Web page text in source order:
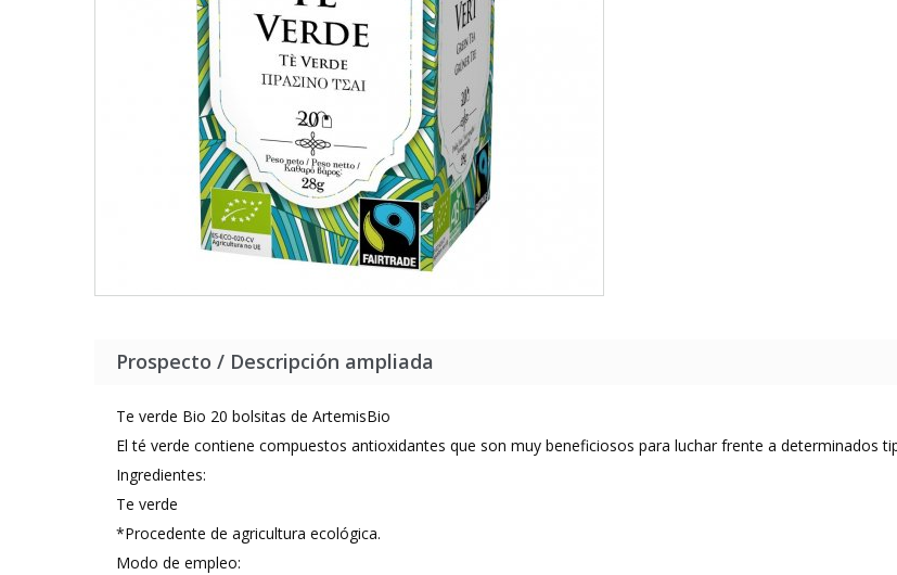
Prospecto / Descripción ampliada
Te verde Bio 20 bolsitas de ArtemisBio
El té verde contiene compuestos antioxidantes que son muy beneficiosos para luchar frente a determinados
Ingredientes:
Te verde
*Procedente de agricultura ecológica.
Modo de empleo: